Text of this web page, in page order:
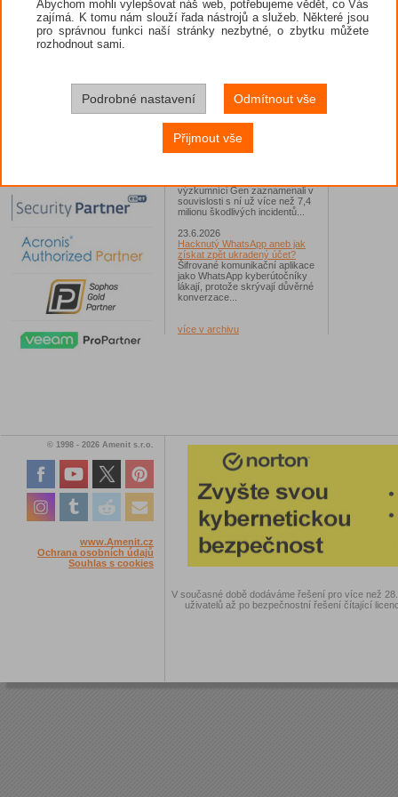
26.6.2026
ESET: S příchodem léta
zaplavují Česko falešné mobilní
Chase Home App či Candy
Race Launcher. Hlavním cílem
útočníků bylo v tomto případě
Polsko, následováno Českem a
Slovenskem...
24.6.2026
výzkumníci Gen zaznamenali v
souvislosti s ní už více než 7,4
milionu škodlivých incidentů...
23.6.2026
Hacknutý WhatsApp aneb jak
získat zpět ukradený účet?
Šifrované komunikační aplikace
jako WhatsApp kyberútočníky
lákají, protože skrývají důvěrné
konverzace...
více v archivu
© 1998 - 2026 Amenit s.r.o.
www.Amenit.cz
Ochrana osobních údajů
Souhlas s cookies
V současné době dodáváme řešení pro více než
uživatelů až po bezpečnostní řešení čítající
Abychom mohli vylepšovat náš web, potřebujeme vědět, co Vás
zajímá. K tomu nám slouží řada nástrojů a služeb. Některé jsou
pro správnou funkci naší stránky nezbytné, o zbytku můžete
rozhodnout sami.
Podrobné nastavení Odmítnout vše
Přijmout vše